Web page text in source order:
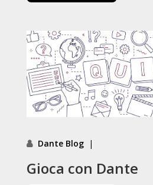
Dante Blog |
Gioca con Dante